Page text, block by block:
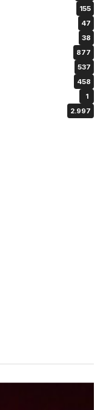
155
47
38
877
537
458
1
2.997